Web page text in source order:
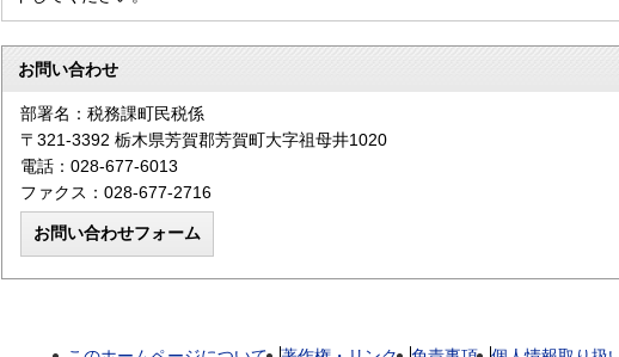
お問い合わせ
部署名：税務課町民税係
〒321-3392 栃木県芳賀郡芳賀町大字祖母井1020
電話：028-677-6013
ファクス：028-677-2716